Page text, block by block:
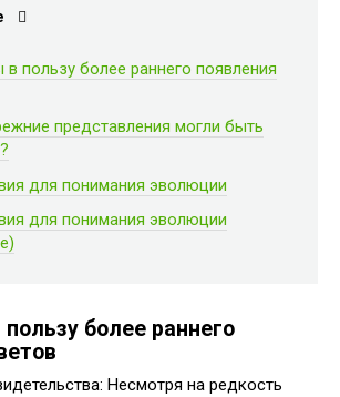
в пользу более раннего появления
представления могли быть
для понимания эволюции
для понимания эволюции
более раннего
Несмотря на редкость